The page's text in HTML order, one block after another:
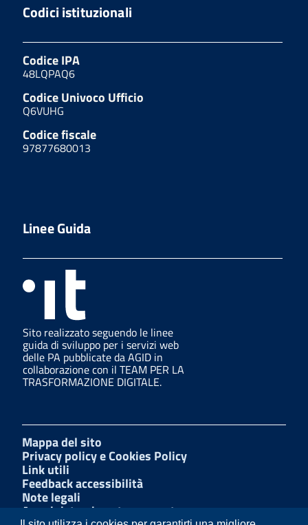
Codici istituzionali
Codice IPA
48LQPAQ6
Codice Univoco Ufficio
Q6VUHG
Codice fiscale
97877680013
Linee Guida
Sito realizzato seguendo le linee
guida di sviluppo per i servizi web
delle PA pubblicate da AGID in
collaborazione con il TEAM PER LA
TRASFORMAZIONE DIGITALE.
Mappa del sito
Privacy policy e Cookies Policy
Link utili
Feedback accessibilità
Note legali
Amministrazione trasparente